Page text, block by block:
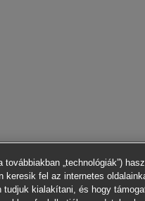
„technológiák”)
keresik fel az internetes
tudjuk kialakítani, és hogy